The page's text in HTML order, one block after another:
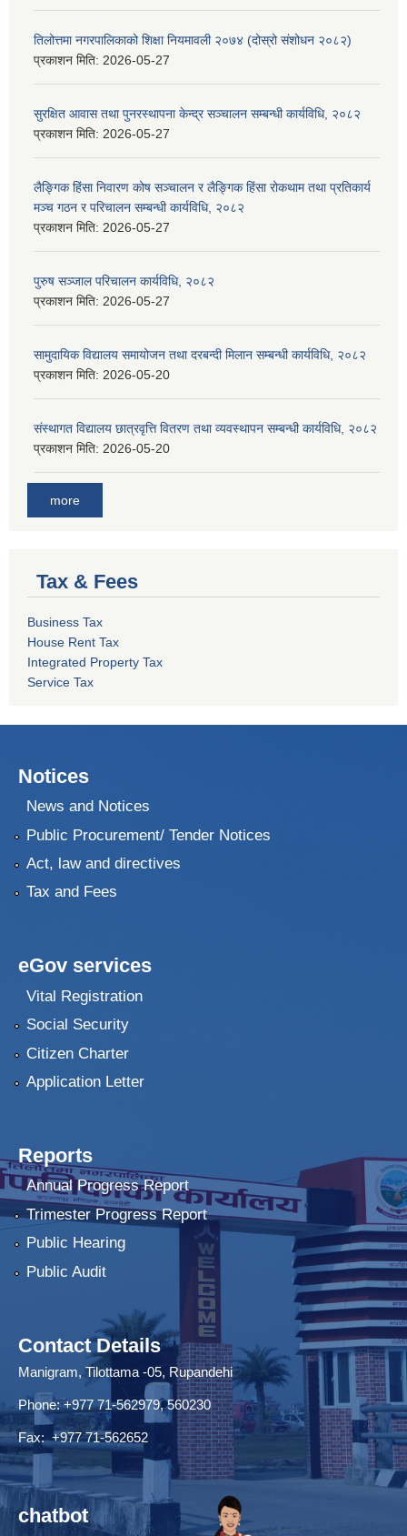
तिलोत्तमा नगरपालिकाको शिक्षा नियमावली २०७४ (दोस्रो संशोधन २०८२)
प्रकाशन मिति: 2026-05-27
सुरक्षित आवास तथा पुनरस्थापना केन्द्र सञ्चालन सम्बन्धी कार्यविधि, २०८२
प्रकाशन मिति: 2026-05-27
लैङ्गिक हिंसा निवारण कोष सञ्चालन र लैङ्गिक हिंसा रोकथाम तथा प्रतिकार्य
मञ्च गठन र परिचालन सम्बन्धी कार्यविधि, २०८२
प्रकाशन मिति: 2026-05-27
पुरुष सञ्जाल परिचालन कार्यविधि, २०८२
प्रकाशन मिति: 2026-05-27
सामुदायिक विद्यालय समायोजन तथा दरबन्दी मिलान सम्बन्धी कार्यविधि, २०८२
प्रकाशन मिति: 2026-05-20
संस्थागत विद्यालय छात्रवृत्ति वितरण तथा व्यवस्थापन सम्बन्धी कार्यविधि, २०८२
प्रकाशन मिति: 2026-05-20
more
Tax & Fees
Business Tax
House Rent Tax
Integrated Property Tax
Service Tax
Notices
News and Notices
Public Procurement/ Tender Notices
Act, law and directives
Tax and Fees
eGov services
Vital Registration
Social Security
Citizen Charter
Application Letter
Reports
Annual Progress Report
Trimester Progress Report
Public Hearing
Public Audit
Contact Details
Manigram, Tilottama -05, Rupandehi
Phone: +977 71-562979, 560230
Fax: +977 71-562652
chatbot